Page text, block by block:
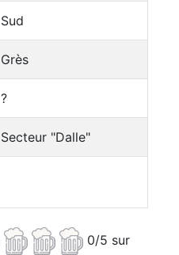
Sud
Grès
?
Secteur "Dalle"
0/5 sur